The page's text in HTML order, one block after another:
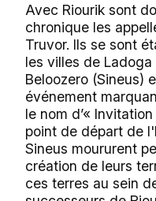
Avec Riourik sont
chronique les
Truvor. Ils se sont
les villes de
Beloozero (Sineus)
événement
le nom d’«
point de départ de
Sineus moururent
création de leurs
ces terres au sein